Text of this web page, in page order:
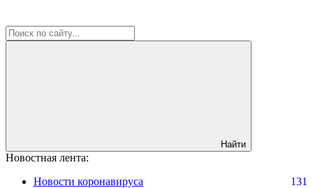
Найти
Новостная лента:
Новости коронавируса
131